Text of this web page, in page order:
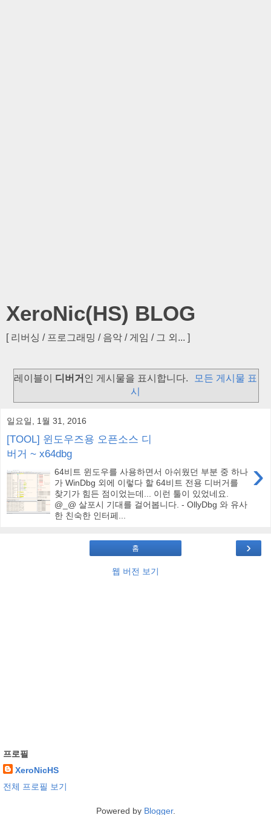
XeroNic(HS) BLOG
[ 리버싱 / 프로그래밍 / 음악 / 게임 / 그 외... ]
레이블이 디버거 인 게시물을 표시합니다.
모든 게시물 표
시
일요일, 1월 31, 2016
[TOOL] 윈도우즈용 오픈소스 디
버거 ~ x64dbg
›
64비트 윈도우를 사용하면서 아쉬웠던 부분 중 하나
가 WinDbg 외에 이렇다 할 64비트 전용 디버거를
찾기가 힘든 점이었는데... 이런 툴이 있었네요.
@_@ 살포시 기대를 걸어봅니다. - OllyDbg 와 유사
한 친숙한 인터페...
›
홈
웹 버전 보기
프로필
XeroNicHS
전체 프로필 보기
Powered by Blogger.